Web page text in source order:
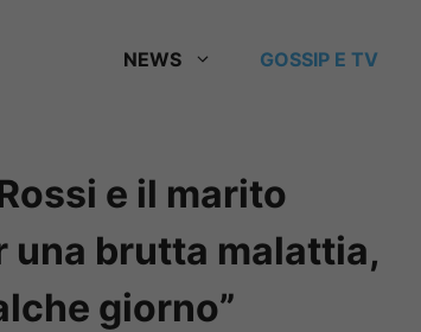
NEWS GOSSIP E TV
e il marito
una brutta malattia,
giorno”